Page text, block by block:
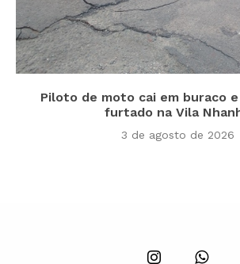
Piloto de moto cai em buraco
furtado na Vila
3 de agosto de 2026